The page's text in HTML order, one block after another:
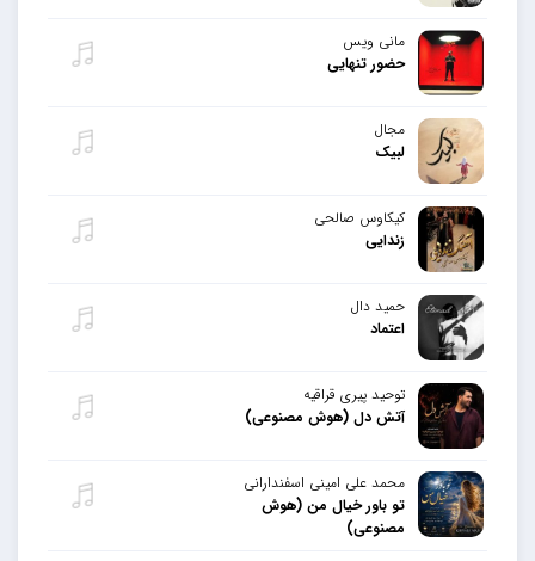
مانی ویس
حضور تنهایی
مجال
لبیک
کیکاوس صالحی
زندایی
حمید دال
اعتماد
توحید پیری قراقیه
آتش دل (هوش مصنوعی)
محمد علی امینی اسفندارانی
تو باور خیال من (هوش
مصنوعی)